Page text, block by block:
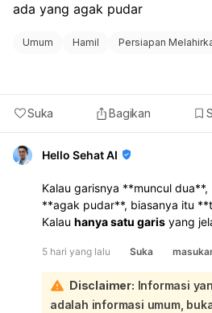
ada yang agak pudar
Umum Hamil Persiapan
Suka Bagikan
Hello Sehat AI
Kalau garisnya **muncul dua**,
**agak pudar**, biasanya itu
Kalau hanya satu garis yang
hari kemudian
dengan urin
akurat. Kalau masih ragu, bisa
atau konsultasi ke dokter
5 hari yang lalu Suka
Disclaimer: Informasi
adalah informasi umum,